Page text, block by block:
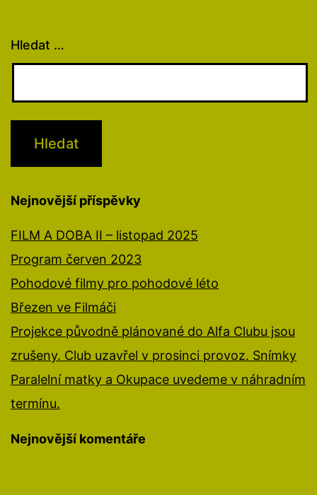
Hledat …
Nejnovější příspěvky
FILM A DOBA II – listopad 2025
Program červen 2023
Pohodové filmy pro pohodové léto
Březen ve Filmáči
Projekce původně plánované do Alfa Clubu jsou
zrušeny. Club uzavřel v prosinci provoz. Snímky
Paralelní matky a Okupace uvedeme v náhradním
termínu.
Nejnovější komentáře